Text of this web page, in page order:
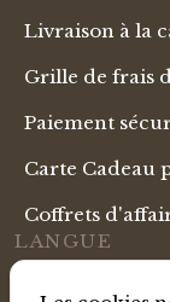
Livraison à la
Grille de frais
Paiement
Carte Cadeau
Coffrets
LANGUE
Boutique